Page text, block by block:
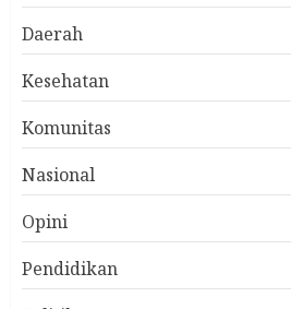
Daerah
Kesehatan
Komunitas
Nasional
Opini
Pendidikan